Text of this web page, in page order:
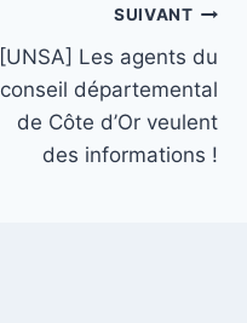
SUIVANT
[UNSA] Les agents du
conseil départemental
de Côte d’Or veulent
des informations !